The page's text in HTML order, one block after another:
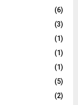
(6)
(3)
(1)
(1)
(1)
(5)
(2)